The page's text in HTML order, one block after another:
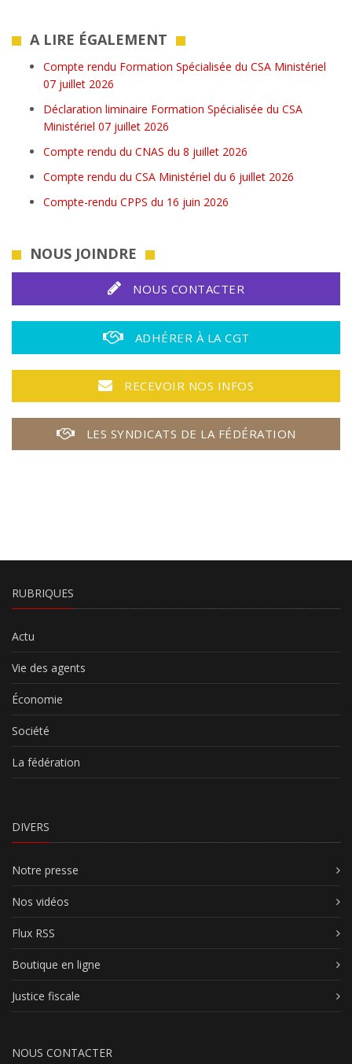
A LIRE ÉGALEMENT
Compte rendu Formation Spécialisée du CSA Ministériel
07 juillet 2026
Déclaration liminaire Formation Spécialisée du CSA
Ministériel 07 juillet 2026
Compte rendu du CNAS du 8 juillet 2026
Compte rendu du CSA Ministériel du 6 juillet 2026
Compte-rendu CPPS du 16 juin 2026
NOUS JOINDRE
NOUS CONTACTER
ADHÉRER À LA CGT
RECEVOIR NOS INFOS
LES SYNDICATS DE LA FÉDÉRATION
RUBRIQUES
Actu
Vie des agents
Économie
Société
La fédération
DIVERS
Notre presse
Nos vidéos
Flux RSS
Boutique en ligne
Justice fiscale
NOUS CONTACTER